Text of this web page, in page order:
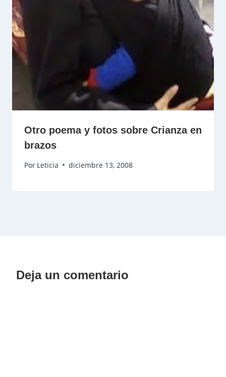
Otro poema y fotos sobre Crianza en
brazos
Por Leticia diciembre 13, 2008
Deja un comentario